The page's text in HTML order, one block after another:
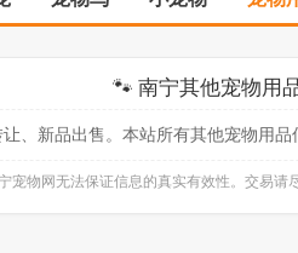
🐾 南宁其他宠物用
、新品出售。本站所有其他宠物用
物网无法保证信息的真实有效性。交易请